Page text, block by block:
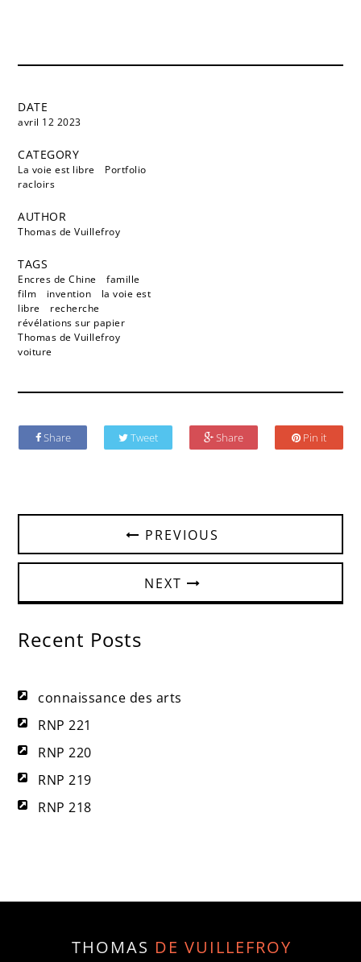
DATE
avril 12 2023
CATEGORY
La voie est libre
Portfolio
racloirs
AUTHOR
Thomas de Vuillefroy
TAGS
Encres de Chine
famille
film
invention
la voie est
libre
recherche
révélations sur papier
Thomas de Vuillefroy
voiture
Share Tweet Share Pin it
PREVIOUS
NEXT
Recent Posts
connaissance des arts
RNP 221
RNP 220
RNP 219
RNP 218
THOMAS DE VUILLEFROY